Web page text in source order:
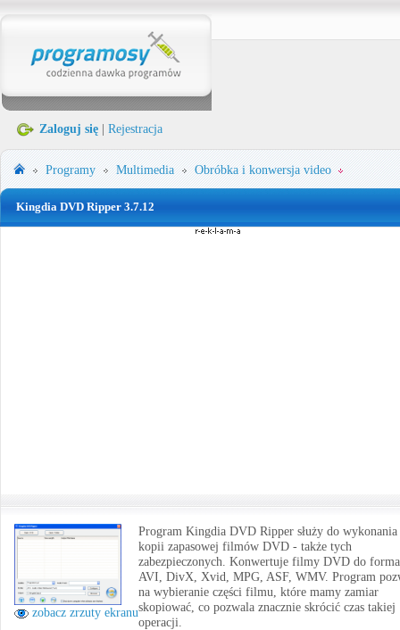
Zaloguj się Rejestracja
Programy Multimedia Obróbka i konwersja video
Kingdia DVD Ripper 3.7.12
zobacz zrzuty ekranu
Program Kingdia DVD Ripper służy do wykonania
kopii zapasowej filmów DVD - także tych
zabezpieczonych. Konwertuje filmy DVD do
AVI, DivX, Xvid, MPG, ASF, WMV. Program
na wybieranie części filmu, które mamy zamiar
skopiować, co pozwala znacznie skrócić czas takiej
operacji.